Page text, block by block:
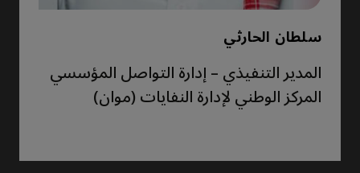
سلطان الحارثي
المدير التنفيذي – إدارة التواصل المؤسسي
المركز الوطني لإدارة النفايات (موان)